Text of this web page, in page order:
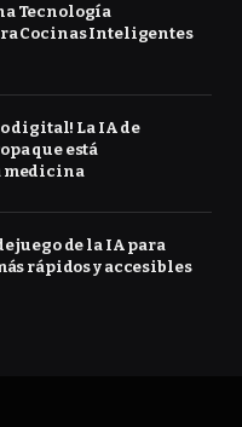
Tecnología
Cocinas Inteligentes
digital! La IA de
que está
medicina
juego de la IA para
rápidos y accesibles